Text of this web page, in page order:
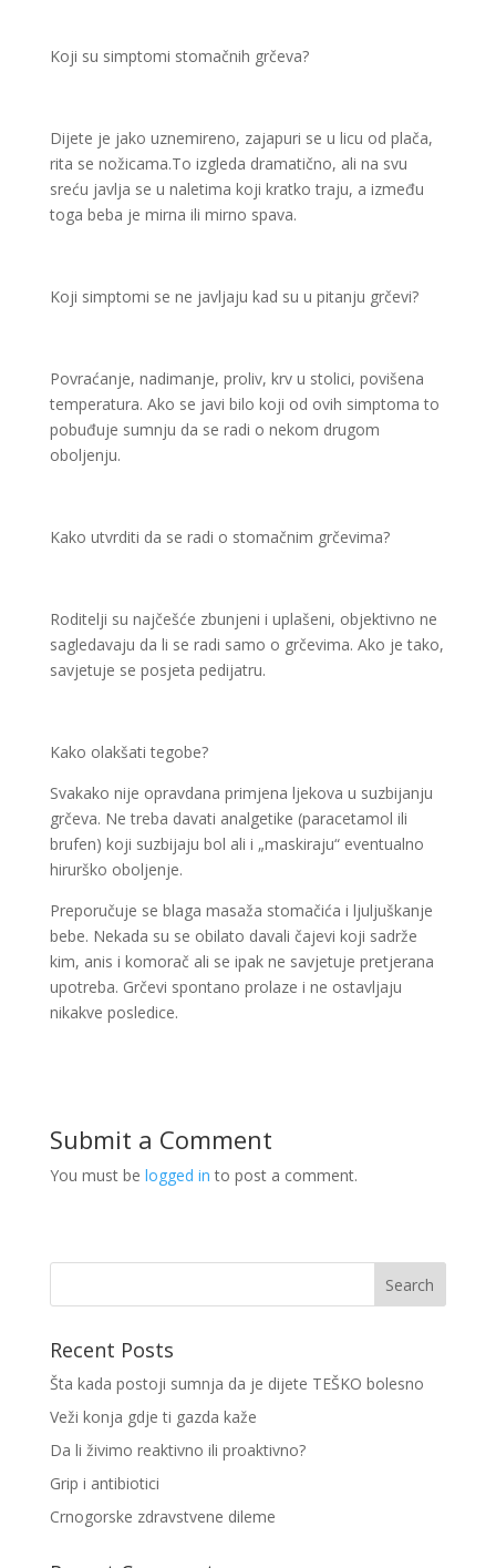
Koji su simptomi stomačnih grčeva?
Dijete je jako uznemireno, zajapuri se u licu od plača,
rita se nožicama.To izgleda dramatično, ali na svu
sreću javlja se u naletima koji kratko traju, a između
toga beba je mirna ili mirno spava.
Koji simptomi se ne javljaju kad su u pitanju grčevi?
Povraćanje, nadimanje, proliv, krv u stolici, povišena
temperatura. Ako se javi bilo koji od ovih simptoma to
pobuđuje sumnju da se radi o nekom drugom
oboljenju.
Kako utvrditi da se radi o stomačnim grčevima?
Roditelji su najčešće zbunjeni i uplašeni, objektivno ne
sagledavaju da li se radi samo o grčevima. Ako je tako,
savjetuje se posjeta pedijatru.
Kako olakšati tegobe?
Svakako nije opravdana primjena ljekova u suzbijanju
grčeva. Ne treba davati analgetike (paracetamol ili
brufen) koji suzbijaju bol ali i „maskiraju“ eventualno
hirurško oboljenje.
Preporučuje se blaga masaža stomačića i ljuljuškanje
bebe. Nekada su se obilato davali čajevi koji sadrže
kim, anis i komorač ali se ipak ne savjetuje pretjerana
upotreba. Grčevi spontano prolaze i ne ostavljaju
nikakve posledice.
Submit a Comment
You must be logged in to post a comment.
Recent Posts
Šta kada postoji sumnja da je dijete TEŠKO bolesno
Veži konja gdje ti gazda kaže
Da li živimo reaktivno ili proaktivno?
Grip i antibiotici
Crnogorske zdravstvene dileme